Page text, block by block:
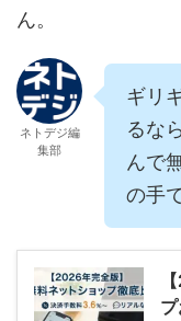
ん。
ネトデジ編
集部
ギリ
るな
んで
の手